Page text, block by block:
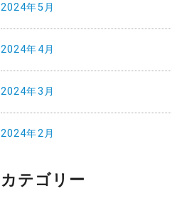
2024年5月
2024年4月
2024年3月
2024年2月
カテゴリー